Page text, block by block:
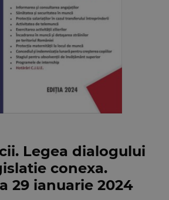
Legea dialogului
conexa.
29 ianuarie 2024